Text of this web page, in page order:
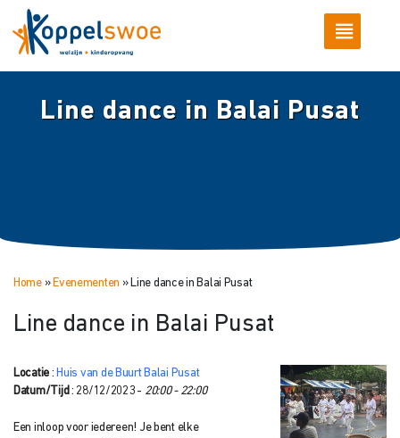
Line dance in Balai Pusat
Home» Evenementen » Line dance in Balai Pusat
Line dance in Balai Pusat
Locatie : Huis van de Buurt Balai Pusat
Datum/Tijd : 28/12/2023 - 20:00 - 22:00
Een inloop voor iedereen! Je bent elke